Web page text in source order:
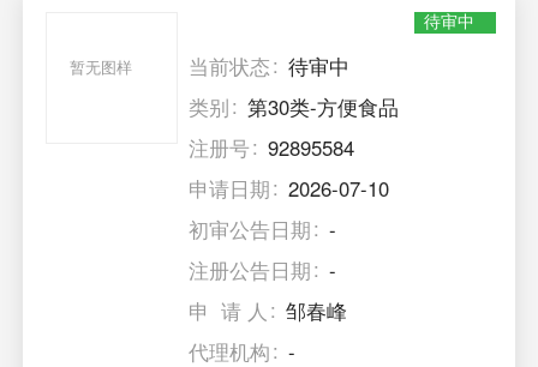
暂无图样
待审中
当前状态
待审中
类别
第30类-方便食品
注册号
92895584
申请日期
2026-07-10
初审公告日期
-
注册公告日期
-
申 请 人
邹春峰
代理机构
-